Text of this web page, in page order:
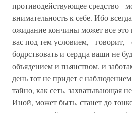
противодействующее средство -
внимательность к себе. Ибо
ожидание кончины может все это
вас под тем условием, - говорит, -
бодрствовать и сердца ваши не
объядением и пьянством, и
день тот не придет с
тайно, как сеть, захватывающая
Иной, может быть, станет до